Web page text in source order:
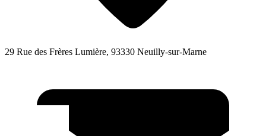
29 Rue des Frères Lumière, 93330 Neuilly-sur-Marne